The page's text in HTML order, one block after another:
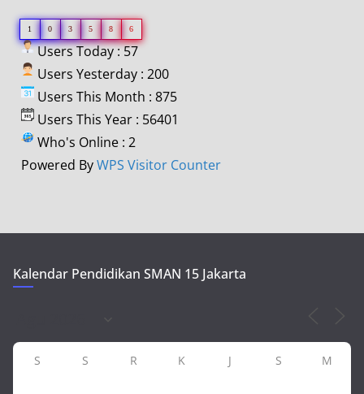
1 0 3 5 8 6
Users Today : 57
Users Yesterday : 200
Users This Month : 875
Users This Year : 56401
Who's Online : 2
Powered ByWPS Visitor Counter
Kalendar Pendidikan SMAN 15 Jakarta
S S R K J S M